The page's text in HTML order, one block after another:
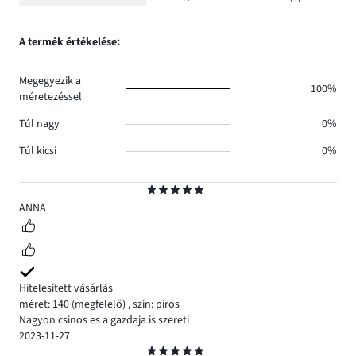
5
ANNA
Hitelesített vásárlás
méret: 140 (megfelelő) ,szín: piros
Nagyon csinos es a gazdaja is szereti
2023-11-27
Osztályzat
1,
A termék értékelése:
Megegyezik a
méretezéssel
100%
Túl nagy
0%
Túl kicsi
0%